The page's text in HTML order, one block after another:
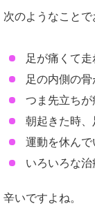
次のようなこと
足が痛くて走
足の内側の
つま先立ちが
朝起きた時、
運動を休ん
いろいろな
辛いですよね。